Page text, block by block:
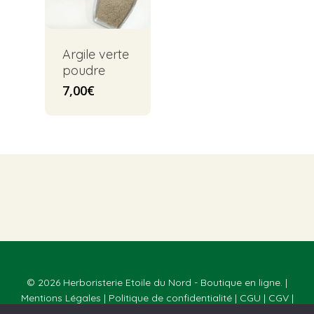
Argile verte
poudre
7,00€
© 2026 Herboristerie Etoile du Nord - Boutique en ligne. |
Mentions Légales | Politique de confidentialité| CGU | CGV|